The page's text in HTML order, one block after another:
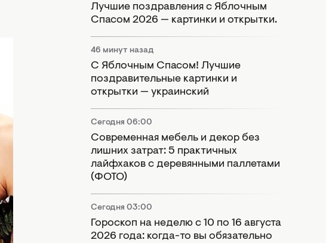
Лучшие поздравления с Яблочным
Спасом 2026 — картинки и открытки.
46 минут назад
С Яблочным Спасом! Лучшие
поздравительные картинки и
открытки — украинский
Сегодня 06:00
Современная мебель и декор без
лишних затрат: 5 практичных
лайфхаков с деревянными паллетами
(ФОТО)
Сегодня 03:00
Гороскоп на неделю с 10 по 16 августа
2026 года: когда-то вы обязательно